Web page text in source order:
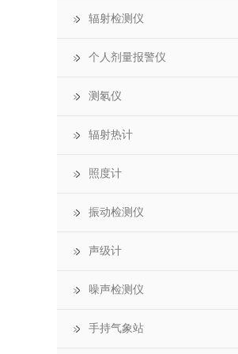
辐射检测仪
个人剂量报警仪
测氡仪
辐射热计
照度计
振动检测仪
声级计
噪声检测仪
手持气象站